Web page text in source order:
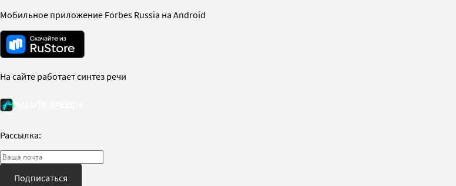
Мобильное приложение Forbes Russia на Android
На сайте работает синтез речи
Рассылка:
Подписаться